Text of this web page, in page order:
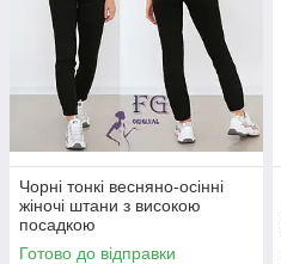
Чорні тонкі весняно-осінні
жіночі штани з високою
посадкою
Готово до відправки